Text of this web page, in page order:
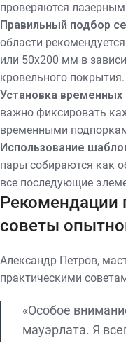
проверяются
Правильный подбор
области
или 50х200 мм в
кровельного покрытия.
Установка временных
важно фиксировать
временными
Использование
пары собираются как
все последующие
Рекомендации
советы
Александр Петров,
практическими
«Особое
мауэрлата. Я